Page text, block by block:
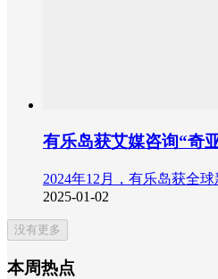
有乐岛获艾媒咨询“奇
2024年12月，有乐岛获全
2025-01-02
没有更多
本周热点